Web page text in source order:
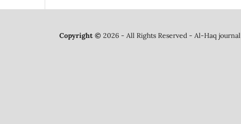
Copyright © 2026 - All Rights Reserved - Al-Haq journal